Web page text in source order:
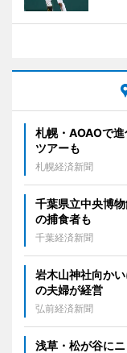
札幌・AOAOで
ツアーも
札幌経済新聞
千葉県立中央博
の捕食者も
千葉経済新聞
岩木山神社向か
の夫婦が経営
弘前経済新聞
浅草・松が谷に